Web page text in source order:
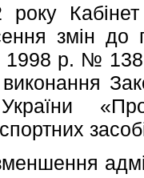
Кабінет
змін до
1998 р. №